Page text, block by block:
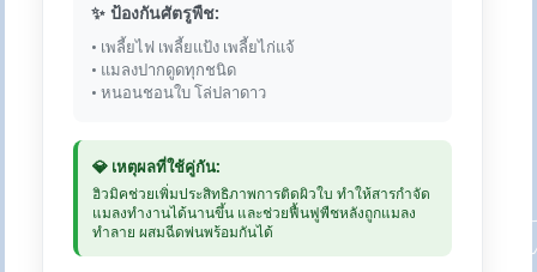
✨ ป้องกันศัตรูพืช:
• เพลี้ยไฟ เพลี้ยแป้ง เพลี้ยไก่แจ้
• แมลงปากดูดทุกชนิด
• หนอนชอนใบ โล่ปลาดาว
💎 เหตุผลที่ใช้คู่กัน:
ฮิวมิคช่วยเพิ่มประสิทธิภาพการติดผิวใบ ทำให้สารกำจัด
แมลงทำงานได้นานขึ้น และช่วยฟื้นฟูพืชหลังถูกแมลง
ทำลาย ผสมฉีดพ่นพร้อมกันได้